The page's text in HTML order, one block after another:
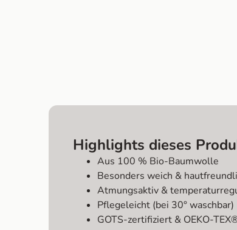
Highlights dieses
Aus 100 % Bio-Baumwolle
Besonders weich &
Atmungsaktiv &
Pflegeleicht (bei 30° waschbar)
GOTS-zertifiziert & OEKO-